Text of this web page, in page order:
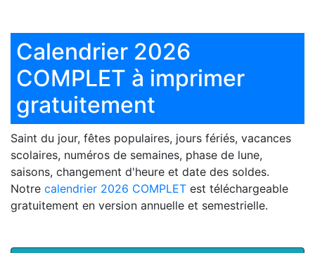
Calendrier 2026
COMPLET à imprimer
gratuitement
Saint du jour, fêtes populaires, jours fériés, vacances
scolaires, numéros de semaines, phase de lune,
saisons, changement d'heure et date des soldes.
Notre calendrier 2026 COMPLET est téléchargeable
gratuitement en version annuelle et semestrielle.